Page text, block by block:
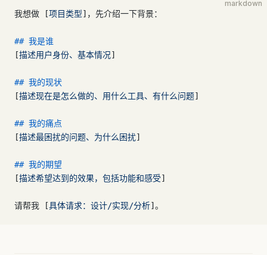
markdown
我想做 [项目类型]，先介绍一下背景：
## 我是谁
[描述用户身份、基本情况]
## 我的现状
[描述现在是怎么做的、用什么工具、有什么问题]
## 我的痛点
[描述最困扰的问题、为什么困扰]
## 我的期望
[描述希望达到的效果，包括功能和感受]
请帮我 [具体请求：设计/实现/分析]。